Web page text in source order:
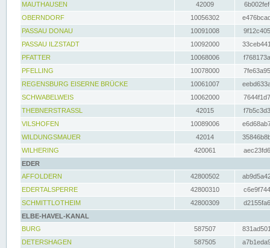
MAUTHAUSEN
42009
OBERNDORF
10056302
PASSAU DONAU
10091008
PASSAU ILZSTADT
10092000
PFATTER
10068006
PFELLING
10078000
REGENSBURG EISERNE BRÜCKE
10061007
SCHWABELWEIS
10062000
THEBNERSTRASSL
42015
VILSHOFEN
10089006
WILDUNGSMAUER
42014
WILHERING
420061
EDER
AFFOLDERN
42800502
EDERTALSPERRE
42800310
SCHMITTLOTHEIM
42800309
ELBE-HAVEL-KANAL
BURG
587507
DETERSHAGEN
587505